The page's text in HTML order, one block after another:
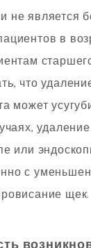
не является
в
что
может
или
с
щек.